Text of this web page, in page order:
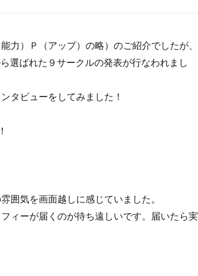
力）Ｐ（アップ）の略）のご紹介でしたが、
選ばれた９サークルの発表が行なわれまし
タビューをしてみました！
囲気を画面越しに感じていました。
ィーが届くのが待ち遠しいです。届いたら実